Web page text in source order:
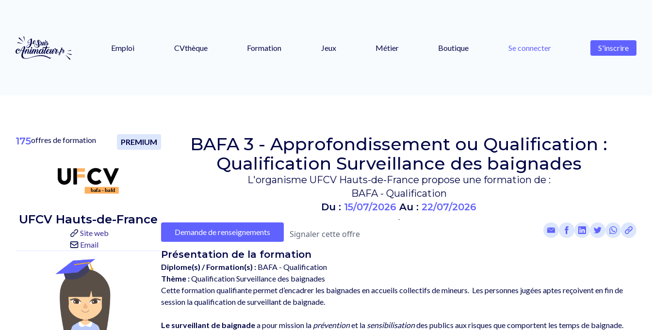
Emploi CVthèque Formation Jeux Métier Boutique Se connecter S'inscrire
175offres de formation PREMIUM
UFCV Hauts-de-France
Site web
Email
BAFA 3 - Approfondissement ou Qualification :
Qualification Surveillance des baignades
L'organisme UFCV Hauts-de-France propose une formation de :
BAFA - Qualification
Du : 15/07/2026 Au : 22/07/2026
.
Demande de renseignements Signaler cette offre
Présentation de la formation
Diplome(s) / Formation(s) : BAFA - Qualification
Thème :Qualification Surveillance des baignades
Cette formation qualifiante permet d’encadrer les baignades en accueils collectifs de mineurs.  Les personnes jugées aptes reçoivent en fin de
session la qualification de surveillant de baignade.
Le surveillant de baignade a pour mission la prévention et la sensibilisation